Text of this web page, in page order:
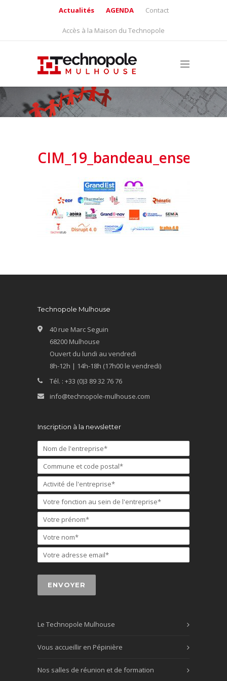
Actualités AGENDA Contact
Accès à la Maison du Technopole
CIM_19_bandeau_ensemble
Technopole Mulhouse
40 rue Marc Seguin
68200 Mulhouse
Ouvert du lundi au vendredi
8h-12h | 14h-18h (17h00 le vendredi)
Tél. : +33 (0)3 89 32 76 76
info@technopole-mulhouse.com
Inscription à la newsletter
Le Technopole Mulhouse
Vous accueillir en Pépinière
Nos salles de réunion et de formation